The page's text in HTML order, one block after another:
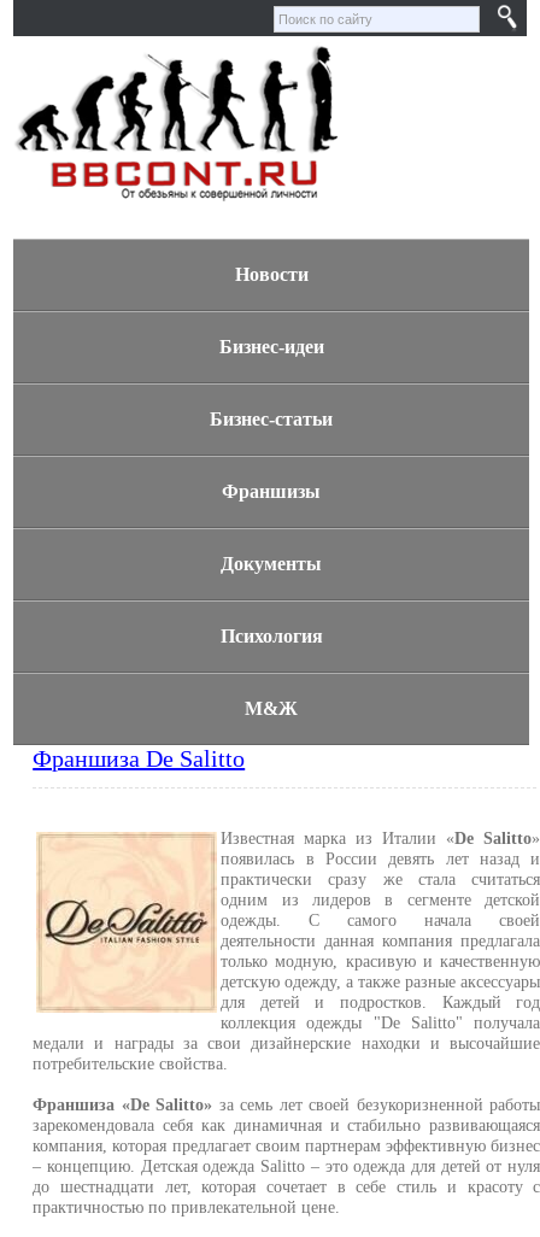
Новости
Бизнес-идеи
Бизнес-статьи
Франшизы
Документы
Психология
М&Ж
Франшиза De Salitto
Известная марка из Италии «De Salitto»
появилась в России девять лет назад и
практически сразу же стала считаться
одним из лидеров в сегменте детской
одежды. С самого начала своей
деятельности данная компания предлагала
только модную, красивую и качественную
детскую одежду, а также разные аксессуары
для детей и подростков. Каждый год
коллекция одежды "De Salitto" получала
медали и награды за свои дизайнерские находки и высочайшие
потребительские свойства.
Франшиза «De Salitto» за семь лет своей безукоризненной работы
зарекомендовала себя как динамичная и стабильно развивающаяся
компания, которая предлагает своим партнерам эффективную бизнес
– концепцию. Детская одежда Salitto – это одежда для детей от нуля
до шестнадцати лет, которая сочетает в себе стиль и красоту с
практичностью по привлекательной цене.